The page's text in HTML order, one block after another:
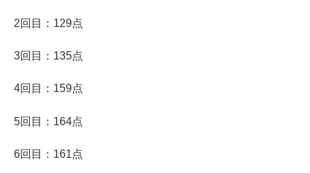
2回目：129点
3回目：135点
4回目：159点
5回目：164点
6回目：161点